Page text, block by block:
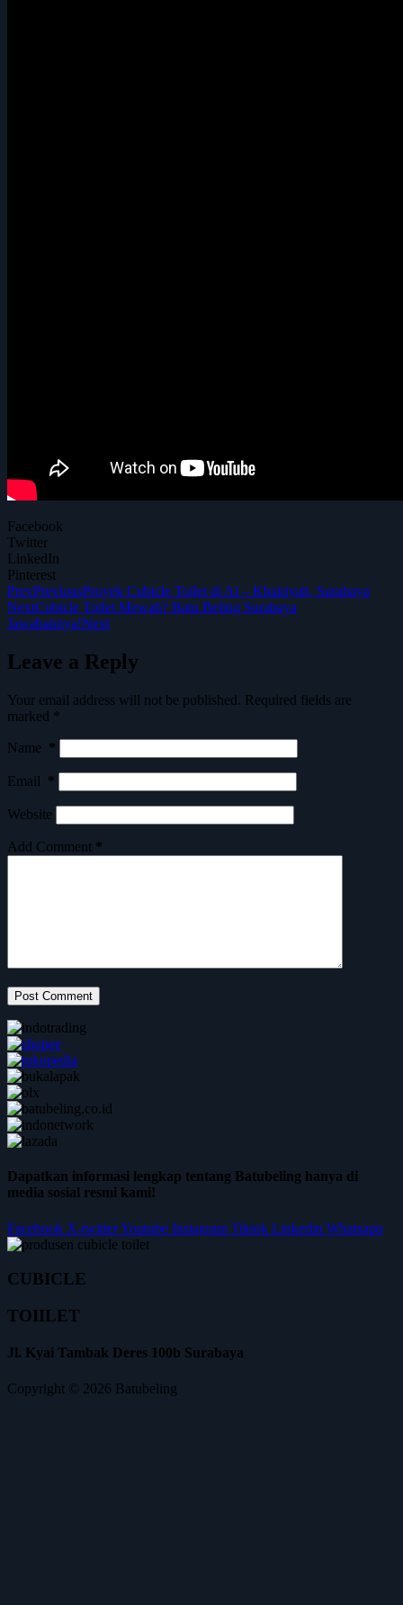
Facebook
Twitter
LinkedIn
Pinterest
PrevPreviousProyek Cubicle Toilet di Al – Khairiyah, Surabaya
NextCubicle Toilet Mewah? Batu Beling Surabaya
Jawabannya!Next
Leave a Reply
Your email address will not be published. Required fields are
marked *
Name *
Email *
Website
Add Comment *
Post Comment
Dapatkan informasi lengkap tentang Batubeling hanya di
media sosial resmi kami!
Facebook X-twitterYoutube Instagram Tiktok Linkedin Whatsapp
CUBICLE
TOIILET
Jl. Kyai Tambak Deres 100b Surabaya
Copyright © 2026 Batubeling